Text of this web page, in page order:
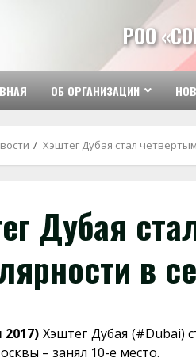
РОО
ОБ ОРГАНИЗАЦИИ
Хэштег Дубая стал
Дубая
в
2017)Хэштег Дубая (#Dubai)
– занял 10-е место.